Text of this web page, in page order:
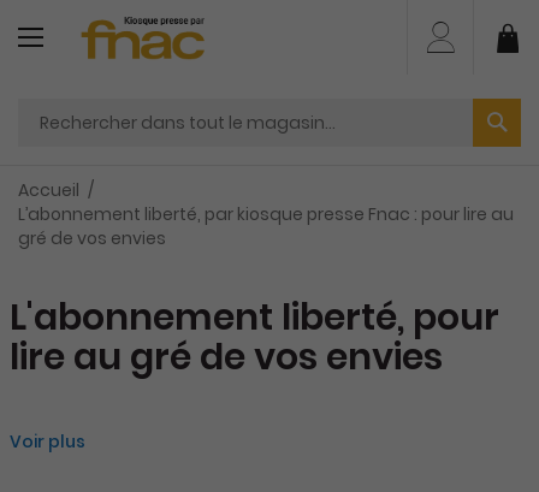
contenu
Accueil
L’abonnement liberté, par kiosque presse Fnac : pour lire au
gré de vos envies
L'abonnement liberté, pour
lire au gré de vos envies
Voir plus